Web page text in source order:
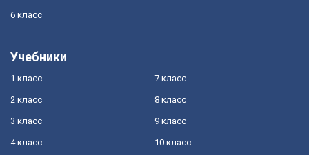
6 класс
Учебники
1 класс
2 класс
3 класс
4 класс
7 класс
8 класс
9 класс
10 класс